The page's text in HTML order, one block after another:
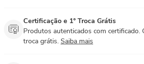
Certificação e 1° Troca Grátis
Produtos autenticados com certificado.
troca grátis. Saiba mais